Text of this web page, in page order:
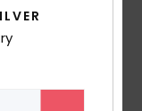
élevé et une
de plus vers